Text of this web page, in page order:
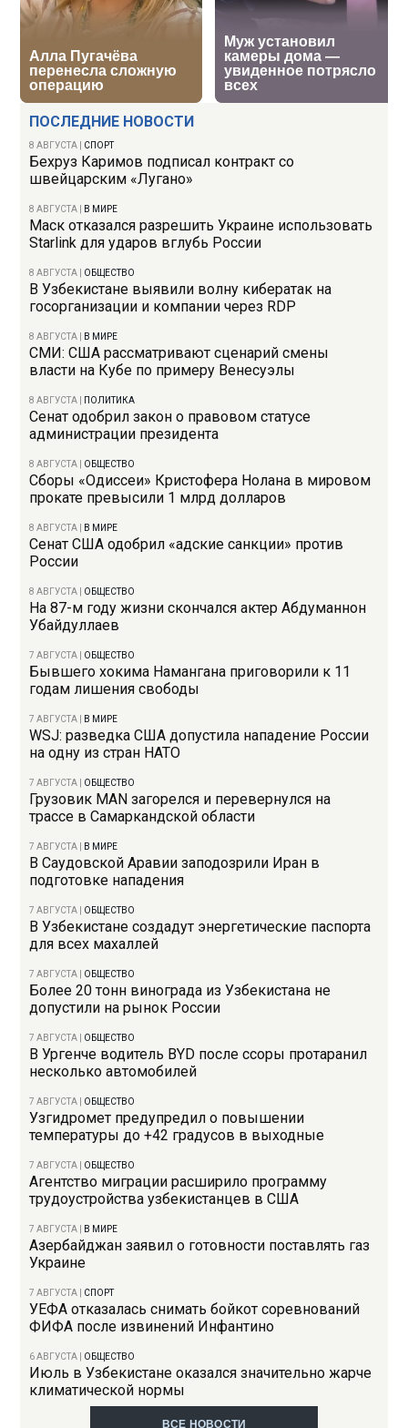
ПОСЛЕДНИЕ НОВОСТИ
8 АВГУСТА СПОРТ
Бехруз Каримов подписал контракт со
швейцарским «Лугано»
8 АВГУСТА В МИРЕ
Маск отказался разрешить Украине использовать
Starlink для ударов вглубь России
8 АВГУСТА ОБЩЕСТВО
В Узбекистане выявили волну кибератак на
госорганизации и компании через RDP
8 АВГУСТА В МИРЕ
СМИ: США рассматривают сценарий смены
власти на Кубе по примеру Венесуэлы
8 АВГУСТА ПОЛИТИКА
Сенат одобрил закон о правовом статусе
администрации президента
8 АВГУСТА ОБЩЕСТВО
Сборы «Одиссеи» Кристофера Нолана в мировом
прокате превысили 1 млрд долларов
8 АВГУСТА В МИРЕ
Сенат США одобрил «адские санкции» против
России
8 АВГУСТА ОБЩЕСТВО
На 87-м году жизни скончался актер Абдуманнон
Убайдуллаев
7 АВГУСТА ОБЩЕСТВО
Бывшего хокима Намангана приговорили к 11
годам лишения свободы
7 АВГУСТА В МИРЕ
WSJ: разведка США допустила нападение России
на одну из стран НАТО
7 АВГУСТА ОБЩЕСТВО
Грузовик MAN загорелся и перевернулся на
трассе в Самаркандской области
7 АВГУСТА В МИРЕ
В Саудовской Аравии заподозрили Иран в
подготовке нападения
7 АВГУСТА ОБЩЕСТВО
В Узбекистане создадут энергетические паспорта
для всех махаллей
7 АВГУСТА ОБЩЕСТВО
Более 20 тонн винограда из Узбекистана не
допустили на рынок России
7 АВГУСТА ОБЩЕСТВО
В Ургенче водитель BYD после ссоры протаранил
несколько автомобилей
7 АВГУСТА ОБЩЕСТВО
Узгидромет предупредил о повышении
температуры до +42 градусов в выходные
7 АВГУСТА ОБЩЕСТВО
Агентство миграции расширило программу
трудоустройства узбекистанцев в США
7 АВГУСТА В МИРЕ
Азербайджан заявил о готовности поставлять газ
Украине
7 АВГУСТА СПОРТ
УЕФА отказалась снимать бойкот соревнований
ФИФА после извинений Инфантино
6 АВГУСТА ОБЩЕСТВО
Июль в Узбекистане оказался значительно жарче
климатической нормы
ВСЕ НОВОСТИ